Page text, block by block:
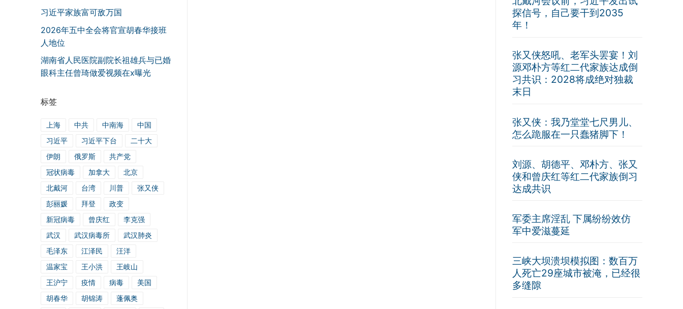
探信号，自己要干到2035
年！
张又侠怒吼、老军头罢宴！刘
源邓朴方等红二代家族达成倒
习共识：2028将成绝对独裁
末日
张又侠：我乃堂堂七尺男儿、
怎么跪服在一只蠢猪脚下！
刘源、胡德平、邓朴方、张又
侠和曾庆红等红二代家族倒习
达成共识
军委主席淫乱 下属纷纷效仿
军中爱滋蔓延
三峡大坝溃坝模拟图：数百万
人死亡29座城市被淹，已经很
多缝隙
习近平家族富可敌万国
2026年五中全会将官宣胡春华接班
人地位
湖南省人民医院副院长祖雄兵与已婚
眼科主任曾琦做爱视频在x曝光
标签
上海 中共 中南海
中国
习近平
习近平下台
二十大
伊朗
俄罗斯
共产党
冠状病毒
加拿大
北京
北戴河
台湾 川普
张又侠
彭丽媛
拜登
政变
新冠病毒
曾庆红
李克强
武汉
武汉病毒所
武汉肺炎
毛泽东
江泽民
汪洋
温家宝
王小洪
王岐山
王沪宁
疫情 病毒
美国
胡春华
胡锦涛
蓬佩奥